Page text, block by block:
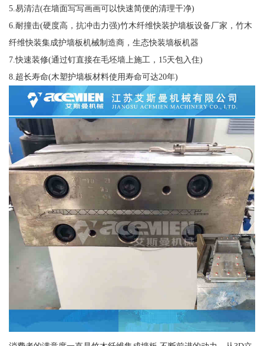
5.易清洁(在墙面写写画画可以快速简便的清理干净)
6.耐撞击(硬度高，抗冲击力强)竹木纤维快装护墙板设备厂家，竹木
纤维快装集成护墙板机械制造商，生态快装墙板机器
7.快速装修(通过钉直接在毛坯墙上施工，15天包入住)
8.超长寿命(木塑护墙板材料使用寿命可达20年)